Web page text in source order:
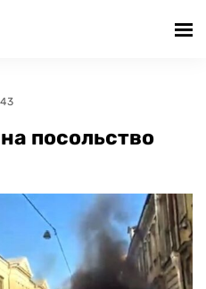
посольство